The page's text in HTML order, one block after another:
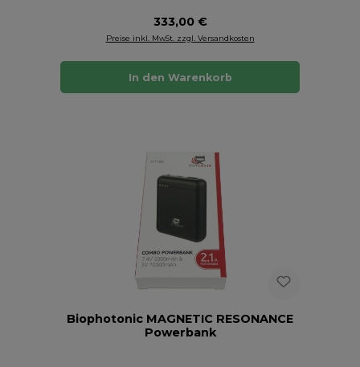
Regulärer Preis:
333,00 €
Preise inkl. MwSt. zzgl. Versandkosten
In den Warenkorb
Biophotonic MAGNETIC RESONANCE
Powerbank